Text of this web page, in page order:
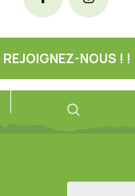
REJOIGNEZ-NOUS ! !